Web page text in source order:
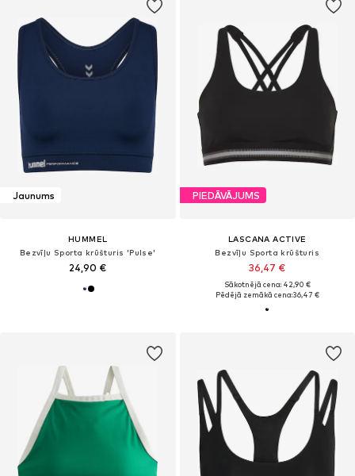
Jaunums
HUMMEL
Bezvīļu Sporta krūšturis 'Pulse'
24,90 €
PIEDĀVĀJUMS
LASCANA ACTIVE
Bezvīļu Sporta krūšturis
36,47 €
Sākotnējā cena: 42,90 €
Pēdējā zemākā cena:36,47 €